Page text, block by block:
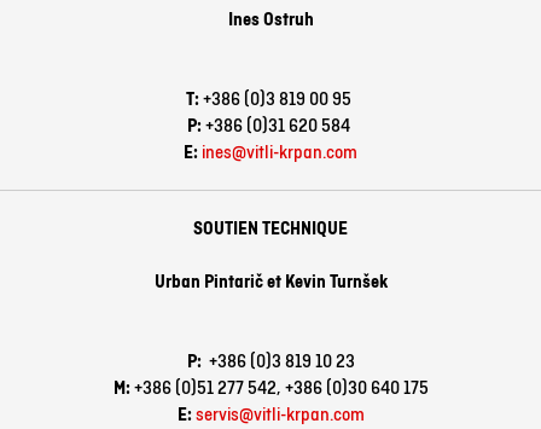
Ines Ostruh
T:+386 (0)3 819 00 95
P:+386 (0)31 620 584
E: ines@vitli-krpan.com
SOUTIEN TECHNIQUE
Urban Pintarič et Kevin Turnšek
P: +386 (0)3 819 10 23
M:+386 (0)51 277 542, +386 (0)30 640 175
E:servis@vitli-krpan.com